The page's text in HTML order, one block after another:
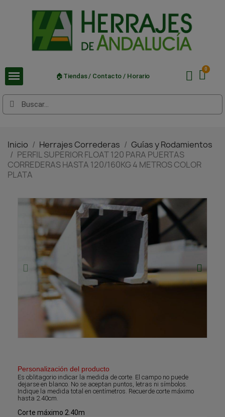
🏠Tiendas / Contacto / Horario
Inicio Herrajes Correderas
Guías y Rodamientos
PERFIL SUPERIOR FLOAT 120 PARA PUERTAS
CORREDERAS HASTA 120/160KG 4 METROS COLOR
PLATA
Personalización del producto
Es oblitagorio indicar la medida de corte. El campo no puede
dejarse en blanco. No se aceptan puntos, letras ni símbolos.
Indique la medida total en centímetros. Recuerde corte máximo
hasta 2.40cm.
Corte máximo 2.40m